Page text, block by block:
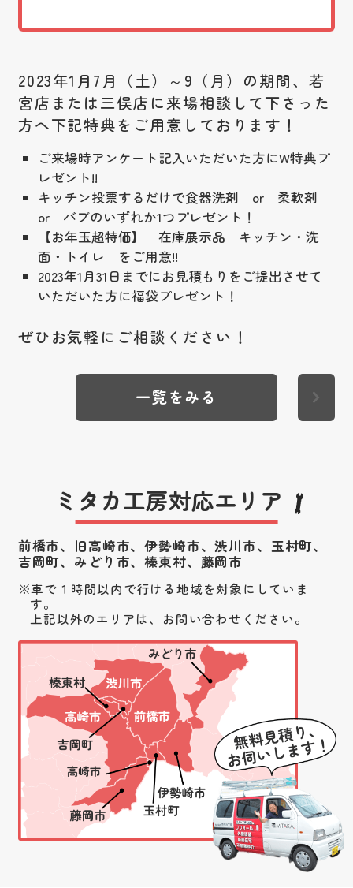
2023年1月7月（土）～9（月）の期間、若
宮店または三俣店に来場相談して下さった
方へ下記特典をご用意しております！
ご来場時アンケート記入いただいた方にW特典プ
レゼント!!
キッチン投票するだけで食器洗剤 or 柔軟剤
or バブのいずれか1つプレゼント！
【お年玉超特価】 在庫展示品 キッチン・洗
面・トイレ をご用意!!
2023年1月31日までにお見積もりをご提出させて
いただいた方に福袋プレゼント！
ぜひお気軽にご相談ください！
一覧をみる
ミタカ工房対応エリア
前橋市、旧高崎市、伊勢崎市、渋川市、 玉村町、
吉岡町、みどり市、榛東村、藤岡市
車で１時間以内で行ける地域を対象にしていま
す。
上記以外のエリアは、お問い合わせください。